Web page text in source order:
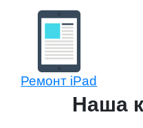
Ремонт iPad
Наша